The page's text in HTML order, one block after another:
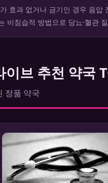
효과 없거나 금기인 경우 음압
비침습적 방법으로 당뇨·혈관
이브 추천 약국
정품 약국